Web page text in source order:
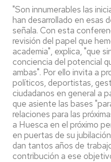
"Son innumerables las
han desarrollado en esas
señala. Con esta
revisión del papel que
academia", explica, "que
conciencia del potencial
ambas". Por ello invita a
políticos, deportistas,
ciudadanos en general a
que asiente las bases
relaciones para las
a Huesca en el próximo
en puertas de su
dan tantos años de
contribución a ese